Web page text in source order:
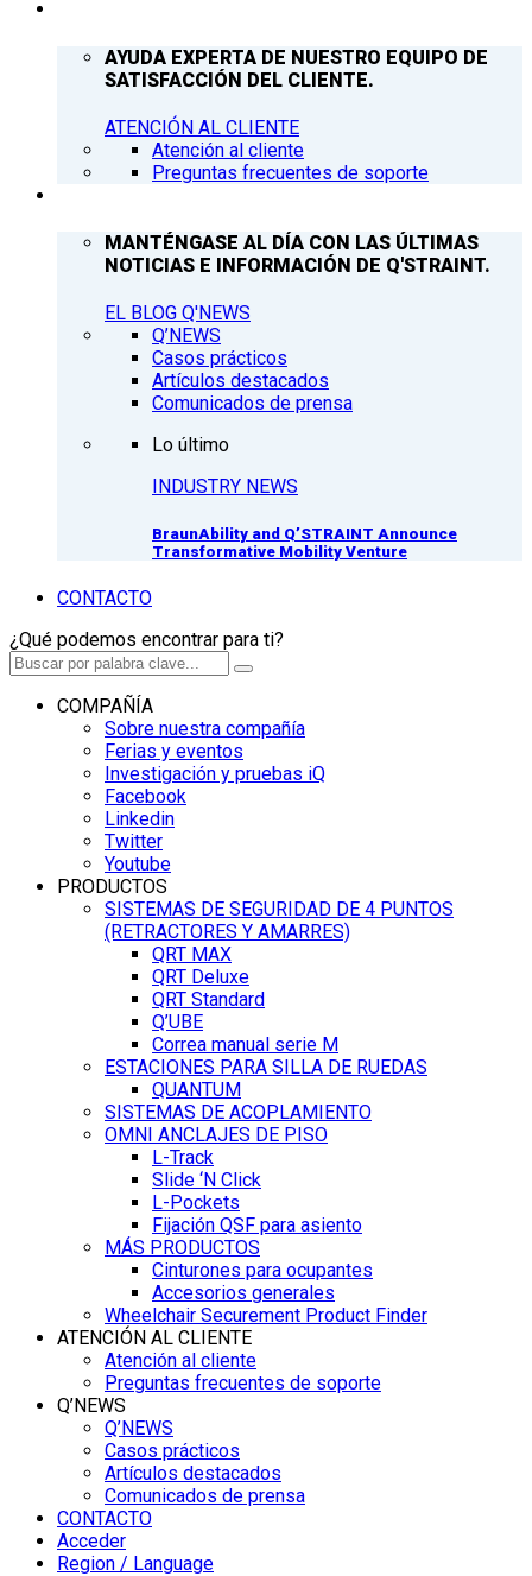
AYUDA EXPERTA DE NUESTRO EQUIPO DE
SATISFACCIÓN DEL CLIENTE.
ATENCIÓN AL CLIENTE
Atención al cliente
Preguntas frecuentes de soporte
MANTÉNGASE AL DÍA CON LAS ÚLTIMAS
NOTICIAS E INFORMACIÓN DE Q'STRAINT.
EL BLOG Q'NEWS
Q’NEWS
Casos prácticos
Artículos destacados
Comunicados de prensa
Lo último
INDUSTRY NEWS
BraunAbility and Q’STRAINT Announce
Transformative Mobility Venture
CONTACTO
¿Qué podemos encontrar para ti?
COMPAÑÍA
Sobre nuestra compañía
Ferias y eventos
Investigación y pruebas iQ
Facebook
Linkedin
Twitter
Youtube
PRODUCTOS
SISTEMAS DE SEGURIDAD DE 4 PUNTOS
(RETRACTORES Y AMARRES)
QRT MAX
QRT Deluxe
QRT Standard
Q’UBE
Correa manual serie M
ESTACIONES PARA SILLA DE RUEDAS
QUANTUM
SISTEMAS DE ACOPLAMIENTO
OMNI ANCLAJES DE PISO
L-Track
Slide ‘N Click
L-Pockets
Fijación QSF para asiento
MÁS PRODUCTOS
Cinturones para ocupantes
Accesorios generales
Wheelchair Securement Product Finder
ATENCIÓN AL CLIENTE
Atención al cliente
Preguntas frecuentes de soporte
Q’NEWS
Q’NEWS
Casos prácticos
Artículos destacados
Comunicados de prensa
CONTACTO
Acceder
Region / Language